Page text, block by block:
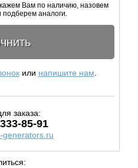
Вам по наличию, назовем
аналоги.
или напишите нам
заказа:
85-91
generators.ru